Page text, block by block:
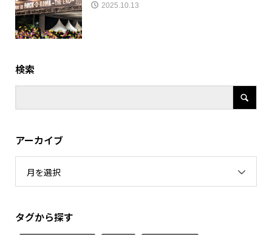
2025.10.13
検索
アーカイブ
月を選択
タグから探す